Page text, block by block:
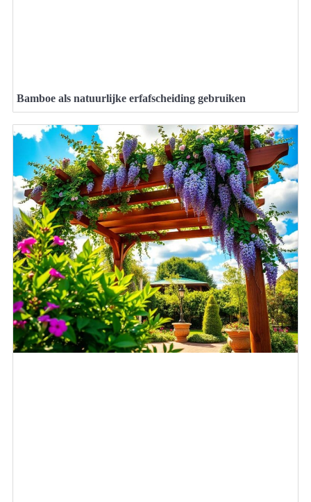
Bamboe als natuurlijke erfafscheiding gebruiken